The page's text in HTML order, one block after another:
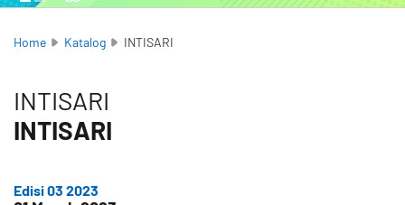
Home Katalog INTISARI
INTISARI
INTISARI
Edisi 03 2023